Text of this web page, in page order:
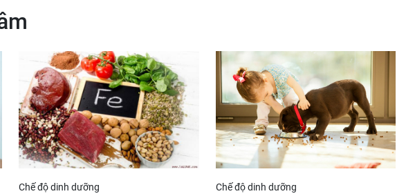
Chế độ dinh dưỡng Chế độ dinh dưỡng